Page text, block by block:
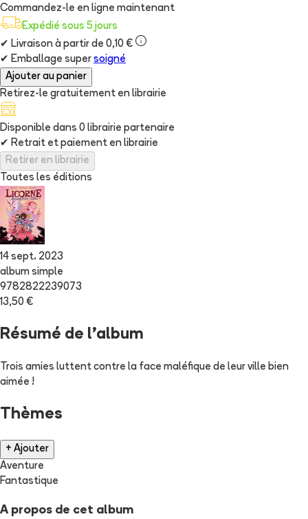
Commandez-le en ligne maintenant
Expédié sous 5 jours
✔ Livraison à partir de 0,10 €
✔ Emballage super soigné
Ajouter au panier
Retirez-le gratuitement en librairie
Disponible dans 0 librairie partenaire
✔ Retrait et paiement en librairie
Retirer en librairie
Toutes les éditions
14 sept. 2023
album simple
9782822239073
13,50 €
Résumé de l'album
Trois amies luttent contre la face maléfique de leur ville bien
aimée !
Thèmes
+ Ajouter
Aventure
Fantastique
A propos de cet album